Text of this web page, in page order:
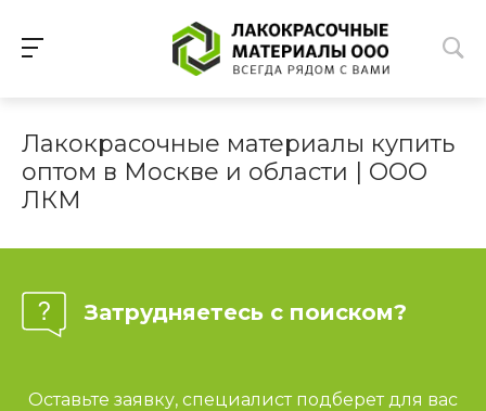
Лакокрасочные материалы купить
оптом в Москве и области | ООО
ЛКМ
Затрудняетесь с поиском?
Оставьте заявку, специалист подберет для вас